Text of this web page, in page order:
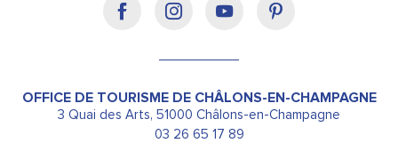
OFFICE DE TOURISME DE CHÂLONS-EN-CHAMPAGNE
3 Quai des Arts, 51000 Châlons-en-Champagne
03 26 65 17 89